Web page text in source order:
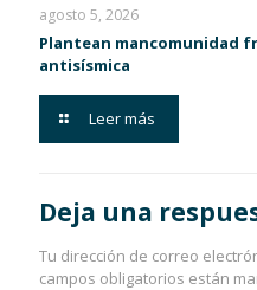
agosto 5, 2026
Plantean mancomunidad
antisísmica
Leer más
Deja una
Tu dirección de correo
campos obligatorios están